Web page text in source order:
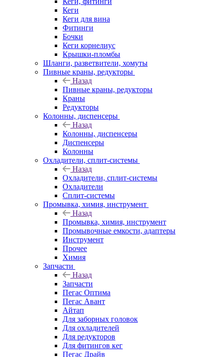
Кеги
Кеги для вина
Фитинги
Бочки
Кеги корнелиус
Крышки-пломбы
Шланги, разветвители, хомуты
Пивные краны, редукторы
Назад
Пивные краны, редукторы
Краны
Редукторы
Колонны, диспенсеры
Назад
Колонны, диспенсеры
Диспенсеры
Колонны
Охладители, сплит-системы
Назад
Охладители, сплит-системы
Охладители
Сплит-системы
Промывка, химия, инструмент
Назад
Промывка, химия, инструмент
Промывочные емкости, адаптеры
Инструмент
Прочее
Химия
Запчасти
Назад
Запчасти
Пегас Оптима
Пегас Авант
Айтап
Для заборных головок
Для охладителей
Для редукторов
Для фитингов кег
Пегас Драйв